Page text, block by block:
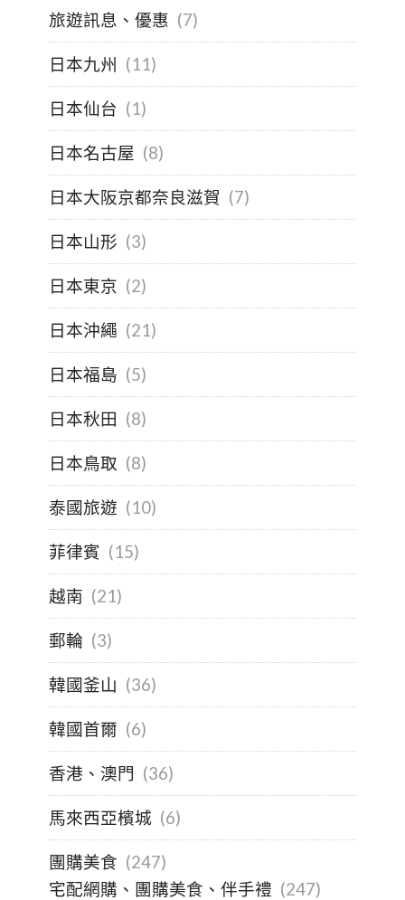
旅遊訊息、優惠 (7)
日本九州 (11)
日本仙台 (1)
日本名古屋 (8)
日本大阪京都奈良滋賀 (7)
日本山形 (3)
日本東京 (2)
日本沖繩 (21)
日本福島 (5)
日本秋田 (8)
日本鳥取 (8)
泰國旅遊 (10)
菲律賓 (15)
越南 (21)
郵輪 (3)
韓國釜山 (36)
韓國首爾 (6)
香港、澳門 (36)
馬來西亞檳城 (6)
團購美食 (247)
宅配網購、團購美食、伴手禮 (247)